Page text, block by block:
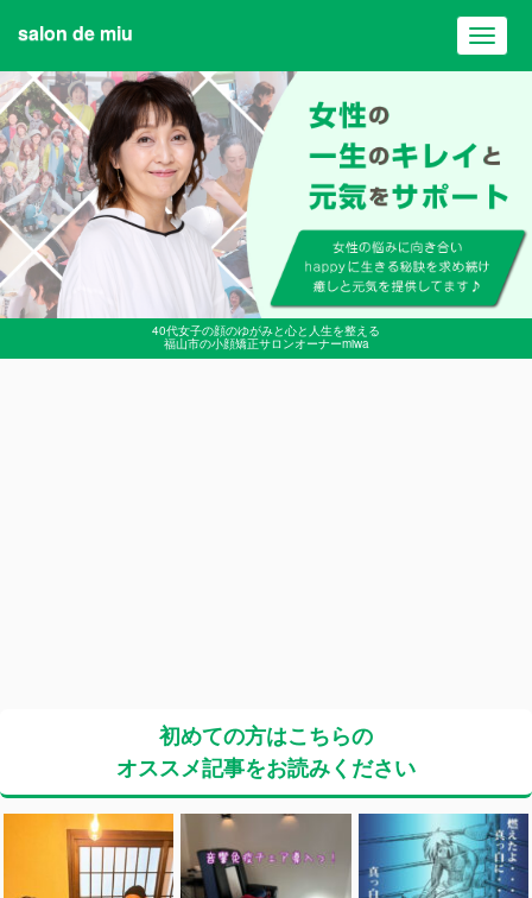
40代女子の顔のゆがみと心と人生を整える
福山市の小顔矯正サロンオーナーmiwa
salon de miu
初めての方はこちらの
オススメ記事をお読みください